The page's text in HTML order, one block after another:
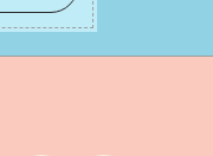
える⼒に